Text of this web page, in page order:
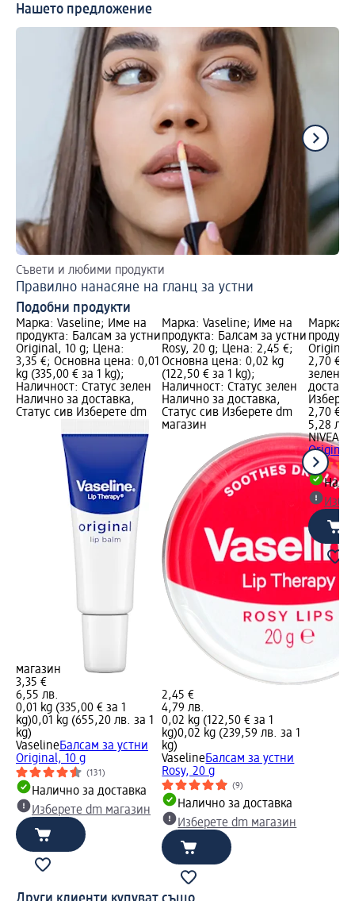
Нашето предложение
Съвети и любими продукти
Правилно нанасяне на гланц за устни
Подобни продукти
Марка: Vaseline; Име на
продукта: Балсам за устни
Original, 10 g; Цена:
3,35 €; Основна цена: 0,01
kg (335,00 € за 1 kg);
Наличност: Статус зелен
Налично за доставка,
Статус сив Изберете dm
магазин
3,35 €
6,55 лв.
0,01 kg (335,00 € за 1
kg)0,01 kg (655,20 лв. за 1
kg)
VaselineБалсам за устни
Original, 10 g
(131)
Налично за доставка
Изберете dm магазин
Марка: Vaseline; Име на
продукта: Балсам за устни
Rosy, 20 g; Цена: 2,45 €;
Основна цена: 0,02 kg
(122,50 € за 1 kg);
Наличност: Статус зелен
Налично за доставка,
Статус сив Изберете dm
магазин
2,45 €
4,79 лв.
0,02 kg (122,50 € за 1
kg)0,02 kg (239,59 лв. за 1
kg)
VaselineБалсам за устни
Rosy, 20 g
(9)
Налично за доставка
Изберете dm магазин
Марка:
Original
2,70 €;
зелен
2,70 €
5,28 лв.
NIVEA
Original